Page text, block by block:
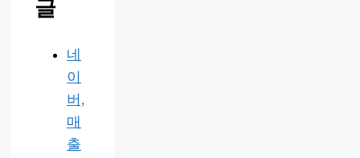
글
네
이
버,
매
출